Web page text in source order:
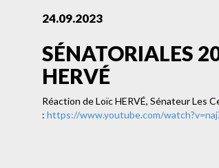
24.09.2023
SÉNATORIALES
HERVÉ
Réaction de Loïc HERVÉ, Sénateur Les
: https://www.youtube.com/